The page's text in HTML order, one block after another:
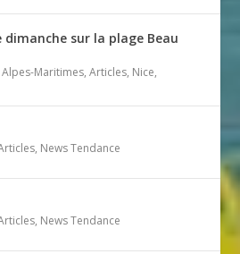
dimanche sur la plage Beau
Alpes-Maritimes,Articles, Nice,
, News Tendance
, News Tendance